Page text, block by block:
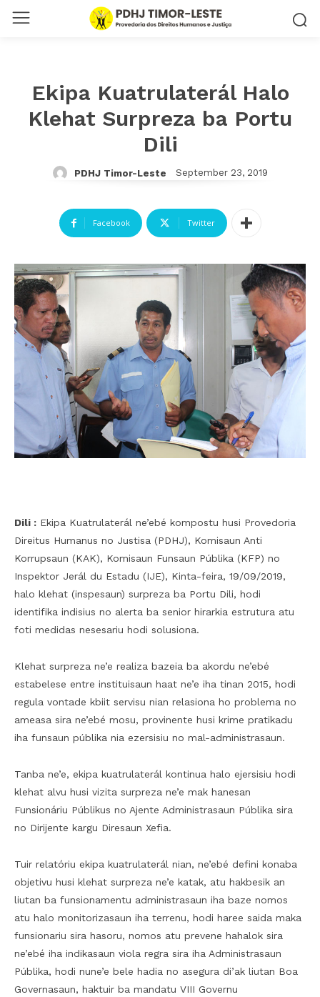
Ekipa Kuatrulaterál Halo
Klehat Surpreza ba Portu
Dili
PDHJ Timor-Leste September 23, 2019
Facebook Twitter
Dili : Ekipa Kuatrulaterál ne’ebé kompostu husi Provedoria
Direitus Humanus no Justisa (PDHJ), Komisaun Anti
Korrupsaun (KAK), Komisaun Funsaun Públika (KFP) no
Inspektor Jerál du Estadu (IJE), Kinta-feira, 19/09/2019,
halo klehat (inspesaun) surpreza ba Portu Dili, hodi
identifika indisius no alerta ba senior hirarkia estrutura atu
foti medidas nesesariu hodi solusiona.
Klehat surpreza ne’e realiza bazeia ba akordu ne’ebé
estabelese entre instituisaun haat ne’e iha tinan 2015, hodi
regula vontade kbiit servisu nian relasiona ho problema no
ameasa sira ne’ebé mosu, provinente husi krime pratikadu
iha funsaun públika nia ezersisiu no mal-administrasaun.
Tanba ne’e, ekipa kuatrulaterál kontinua halo ejersisiu hodi
klehat alvu husi vizita surpreza ne’e mak hanesan
Funsionáriu Públikus no Ajente Administrasaun Públika sira
no Dirijente kargu Diresaun Xefia.
Tuir relatóriu ekipa kuatrulaterál nian, ne’ebé defini konaba
objetivu husi klehat surpreza ne’e katak, atu hakbesik an
liutan ba funsionamentu administrasaun iha baze nomos
atu halo monitorizasaun iha terrenu, hodi haree saida maka
funsionariu sira hasoru, nomos atu prevene hahalok sira
ne’ebé iha indikasaun viola regra sira iha Administrasaun
Públika, hodi nune’e bele hadia no asegura di’ak liutan Boa
Governasaun, haktuir ba mandatu VIII Governu